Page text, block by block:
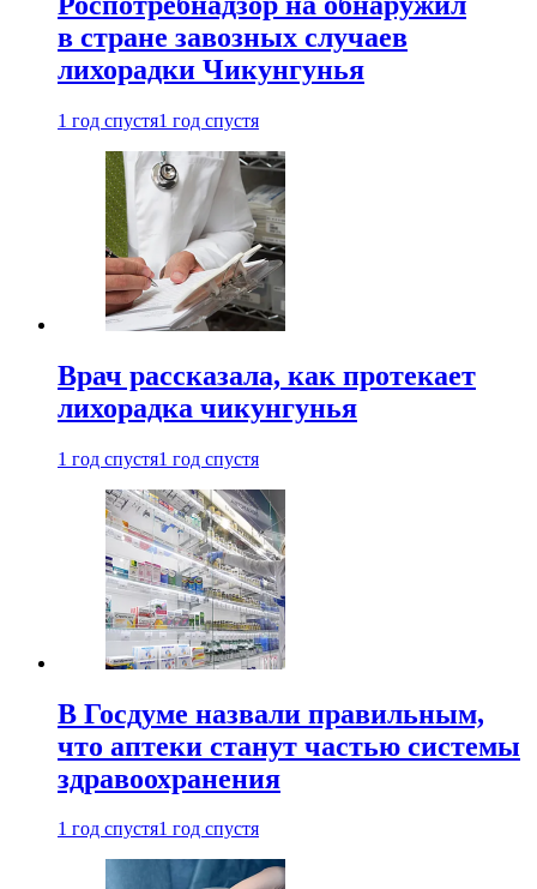
в стране завозных случаев
лихорадки Чикунгунья
1 год спустя1 год спустя
Врач рассказала, как протекает
лихорадка чикунгунья
1 год спустя1 год спустя
В Госдуме назвали правильным,
что аптеки станут частью системы
здравоохранения
1 год спустя1 год спустя